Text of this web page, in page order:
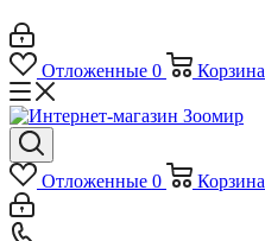
Отложенные 0 Корзина
Отложенные 0 Корзина